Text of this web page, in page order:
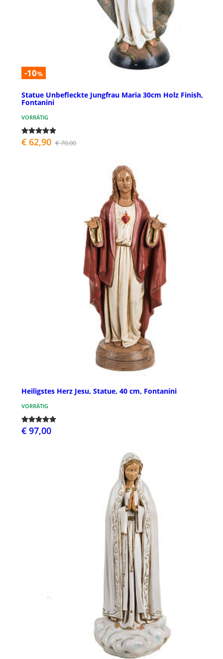
-10%
Statue Unbefleckte Jungfrau Maria 30cm Holz Finish,
Fontanini
VORRÄTIG
€ 62,90 € 70,00
Heiligstes Herz Jesu, Statue, 40 cm, Fontanini
VORRÄTIG
€ 97,00